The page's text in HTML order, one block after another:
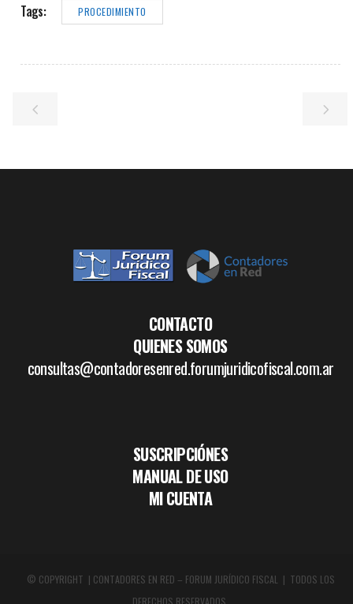
Tags: PROCEDIMIENTO
CONTACTO
QUIENES SOMOS
consultas@contadoresenred.forumjuridicofiscal.com.ar
SUSCRIPCIÓNES
MANUAL DE USO
MI CUENTA
© COPYRIGHT | CONTADORES EN RED – FORUM JURÍDICO FISCAL | TODOS LOS
DERECHOS RESERVADOS.